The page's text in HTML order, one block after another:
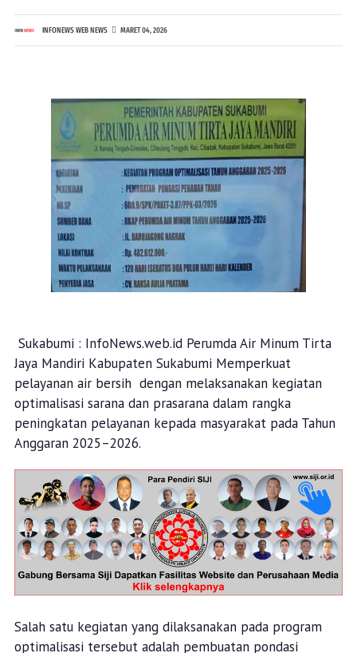
INFONEWS WEB NEWS MARET 04, 2026
Sukabumi : InfoNews.web.id Perumda Air Minum Tirta
Jaya Mandiri Kabupaten Sukabumi Memperkuat
pelayanan air bersih dengan melaksanakan kegiatan
optimalisasi sarana dan prasarana dalam rangka
peningkatan pelayanan kepada masyarakat pada Tahun
Anggaran 2025–2026.
Salah satu kegiatan yang dilaksanakan pada program
optimalisasi tersebut adalah pembuatan pondasi